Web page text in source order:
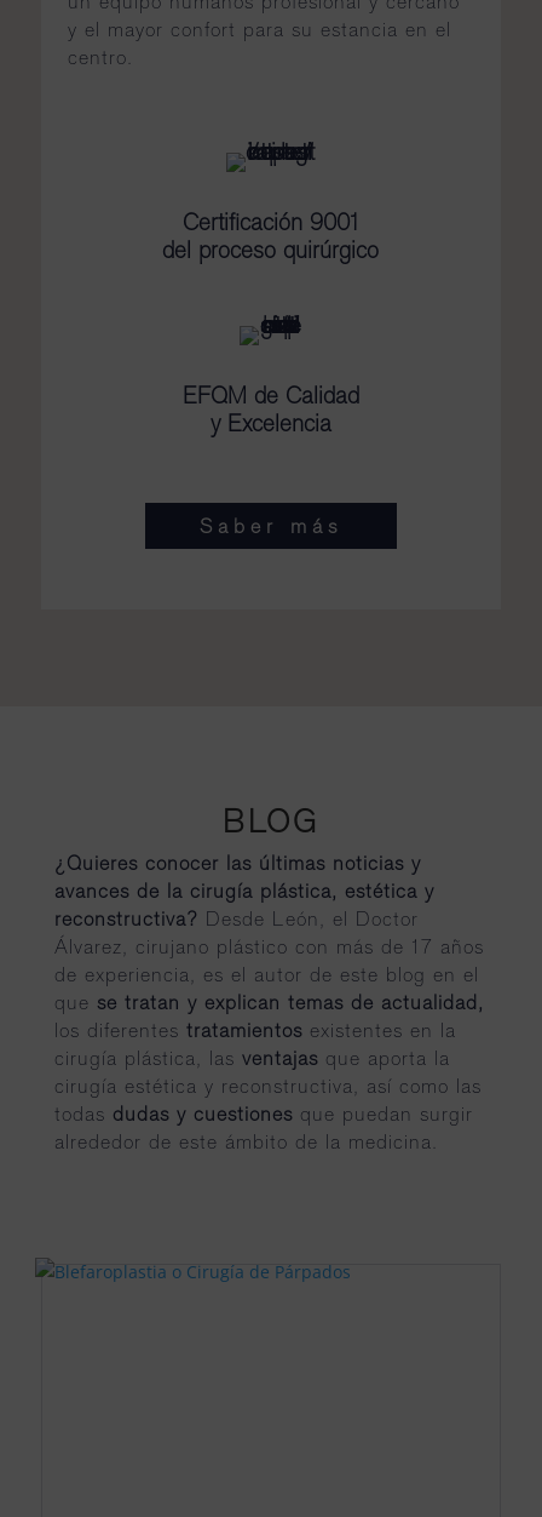
y el mayor confort para su estancia en el
centro.
Certificación 9001
del proceso quirúrgico
EFQM de Calidad
y Excelencia
Saber más
BLOG
¿Quieres conocer las últimas noticias y
avances de la cirugía plástica, estética y
reconstructiva? Desde León, el Doctor
Álvarez, cirujano plástico con más de 17 años
de experiencia, es el autor de este blog en el
que se tratan y explican temas de actualidad,
los diferentes tratamientosexistentes en la
cirugía plástica, las ventajasque aporta la
cirugía estética y reconstructiva, así como las
todas dudas y cuestionesque puedan surgir
alrededor de este ámbito de la medicina.